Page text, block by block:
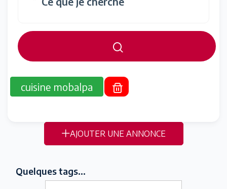
cuisine mobalpa
AJOUTER UNE ANNONCE
Quelques tags...